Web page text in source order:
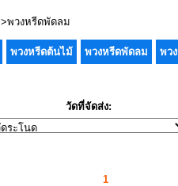
>พวงหรีดพัดลม
พวงหรีดต้นไม้ พวงหรีดพัดลม พว
วัดที่จัดส่ง:
1